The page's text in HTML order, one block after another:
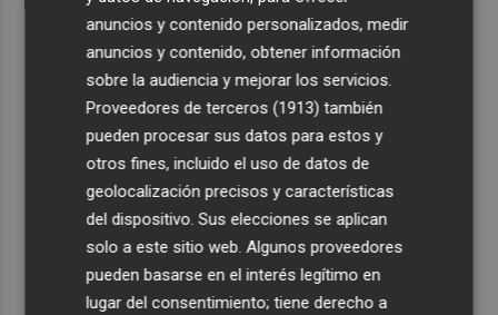
anuncios y contenido personalizados, medir
anuncios y contenido, obtener información
sobre la audiencia y mejorar los servicios.
Proveedores de terceros (1913) también
pueden procesar sus datos para estos y
otros fines, incluido el uso de datos de
geolocalización precisos y características
del dispositivo. Sus elecciones se aplican
solo a este sitio web. Algunos proveedores
pueden basarse en el interés legítimo en
lugar del consentimiento; tiene derecho a